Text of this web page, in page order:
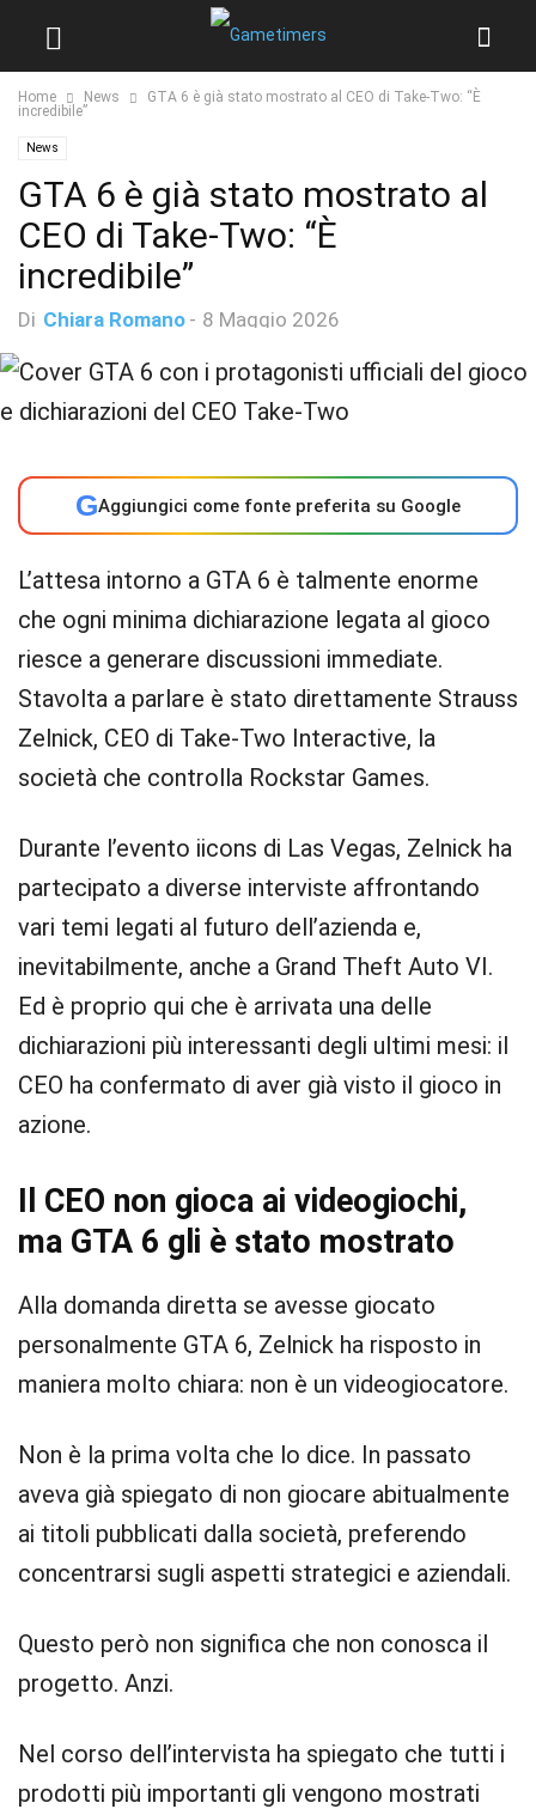
Home News
GTA 6 è già stato mostrato al CEO di Take-Two: “È
incredibile”
News
GTA 6 è già stato mostrato al
CEO di Take-Two: “È
incredibile”
Di Chiara Romano - 8 Maggio 2026
GAggiungici come fonte preferita su Google
L’attesa intorno a GTA 6 è talmente enorme
che ogni minima dichiarazione legata al gioco
riesce a generare discussioni immediate.
Stavolta a parlare è stato direttamente Strauss
Zelnick, CEO di Take-Two Interactive, la
società che controlla Rockstar Games.
Durante l’evento iicons di Las Vegas, Zelnick ha
partecipato a diverse interviste affrontando
vari temi legati al futuro dell’azienda e,
inevitabilmente, anche a Grand Theft Auto VI.
Ed è proprio qui che è arrivata una delle
dichiarazioni più interessanti degli ultimi mesi: il
CEO ha confermato di aver già visto il gioco in
azione.
Il CEO non gioca ai videogiochi,
ma GTA 6 gli è stato mostrato
Alla domanda diretta se avesse giocato
personalmente GTA 6, Zelnick ha risposto in
maniera molto chiara: non è un videogiocatore.
Non è la prima volta che lo dice. In passato
aveva già spiegato di non giocare abitualmente
ai titoli pubblicati dalla società, preferendo
concentrarsi sugli aspetti strategici e aziendali.
Questo però non significa che non conosca il
progetto. Anzi.
Nel corso dell’intervista ha spiegato che tutti i
prodotti più importanti gli vengono mostrati